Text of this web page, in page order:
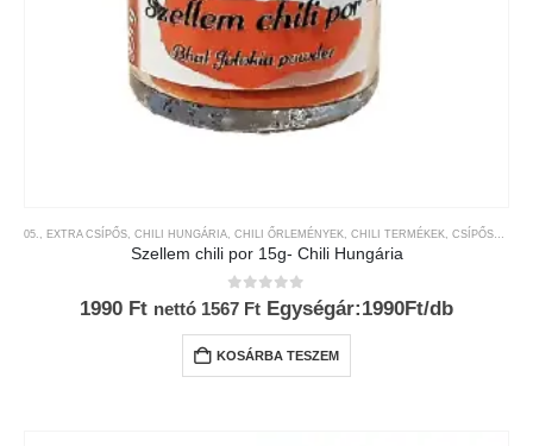
05., EXTRA CSÍPŐS CHILI HUNGÁRIA CHILI ŐRLEMÉNYEK CHILI TERMÉKEK CSÍPŐSSÉGI-SKÁLA
Szellem chili por 15g- Chili Hungária
0az 5-ből
1990 Ft nettó 1567 Ft Egységár:1990Ft/db
KOSÁRBA TESZEM